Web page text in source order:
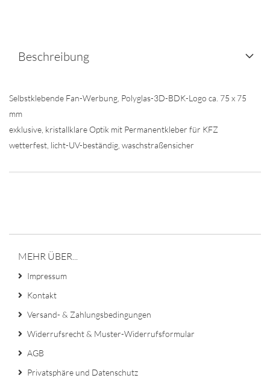
Beschreibung
Selbstklebende Fan-Werbung, Polyglas-3D-BDK-Logo ca. 75 x 75
mm
exklusive, kristallklare Optik mit Permanentkleber für KFZ
wetterfest, licht-UV-beständig, waschstraßensicher
MEHR ÜBER...
Impressum
Kontakt
Versand- & Zahlungsbedingungen
Widerrufsrecht & Muster-Widerrufsformular
AGB
Privatsphäre und Datenschutz